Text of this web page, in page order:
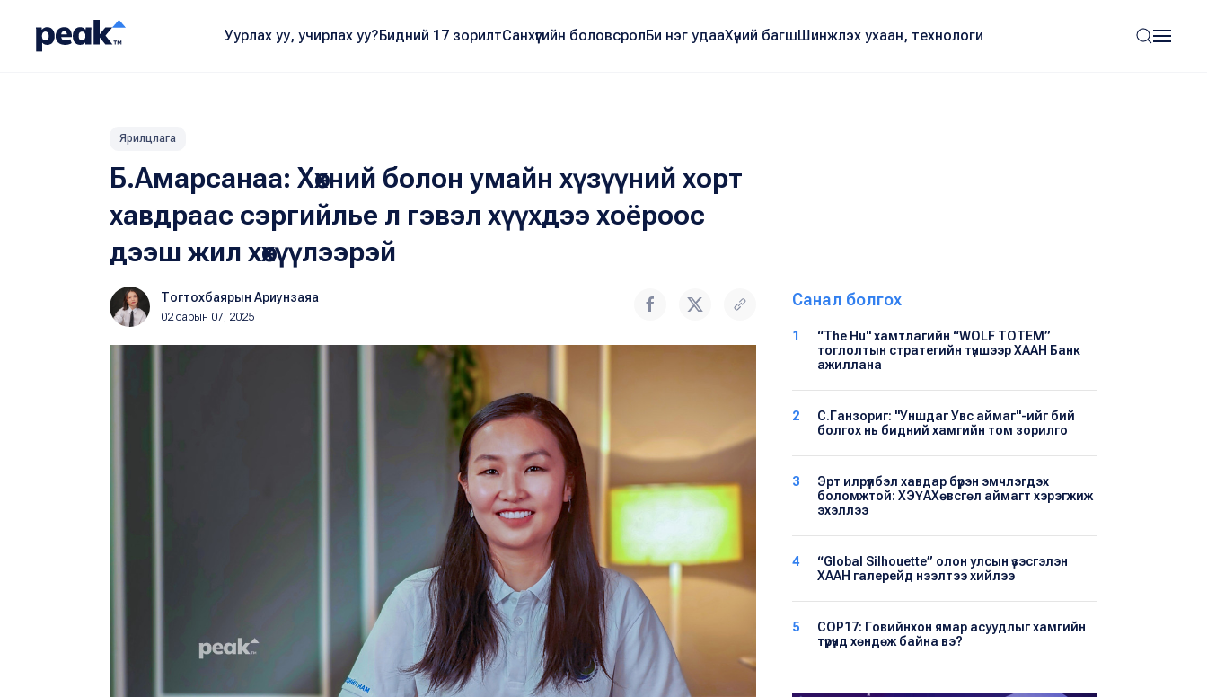
Уурлах уу, учирлах уу?Бидний 17 зорилтСанхүүгийн боловсролБи нэг удааХүний багшШинжлэх ухаан, технологи
Ярилцлага
Б.Амарсанаа: Хөхний болон умайн хүзүүний хорт
хавдраас сэргийлье л гэвэл хүүхдээ хоёроос
дээш жил хөхүүлээрэй
Тогтохбаярын Ариунзаяа
02 сарын 07, 2025
Санал болгох
1
“The Hu" хамтлагийн “WOLF TOTEM”
тоглолтын стратегийн түншээр ХААН Банк
ажиллана
2
С.Ганзориг: "Уншдаг Увс аймаг"-ийг бий
болгох нь бидний хамгийн том зорилго
3
Эрт илрүүлбэл хавдар бүрэн эмчлэгдэх
боломжтой: ХЭҮА​Хөвсгөл аймагт хэрэгжиж
эхэллээ
4
“Global Silhouette” олон улсын үзэсгэлэн
ХААН галерейд нээлтээ хийлээ
5
COP17: Говийнхон ямар асуудлыг хамгийн
түрүүнд хөндөж байна вэ?